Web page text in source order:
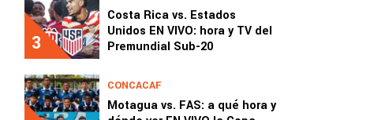
3
Costa Rica vs. Estados
Unidos EN VIVO: hora y TV del
Premundial Sub-20
CONCACAF
Motagua vs. FAS: a qué hora y